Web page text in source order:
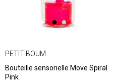
PETIT BOUM
Bouteille sensorielle Move Spiral
Pink